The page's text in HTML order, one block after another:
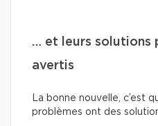
… et leurs solutions
avertis
La bonne nouvelle, c’est
problèmes ont des